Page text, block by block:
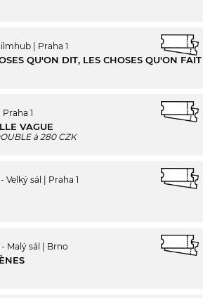
Praha 1
QU'ON DIT, LES CHOSES QU'ON FAIT
Praha 1
VAGUE
à 280 CZK
Velký sál Praha 1
Malý sál Brno